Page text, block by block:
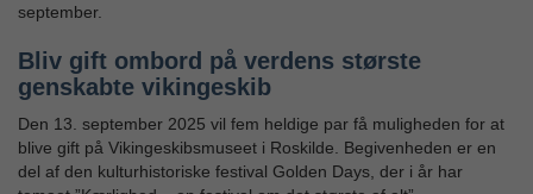
september.
Bliv gift ombord på verdens største
genskabte vikingeskib
Den 13. september 2025 vil fem heldige par få muligheden for at
blive gift på Vikingeskibsmuseet i Roskilde. Begivenheden er en
del af den kulturhistoriske festival Golden Days, der i år har